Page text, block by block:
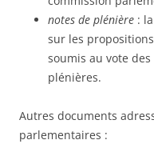
notes de plénière :
sur les
soumis au vote
plénières.
Autres documents
parlementaires :